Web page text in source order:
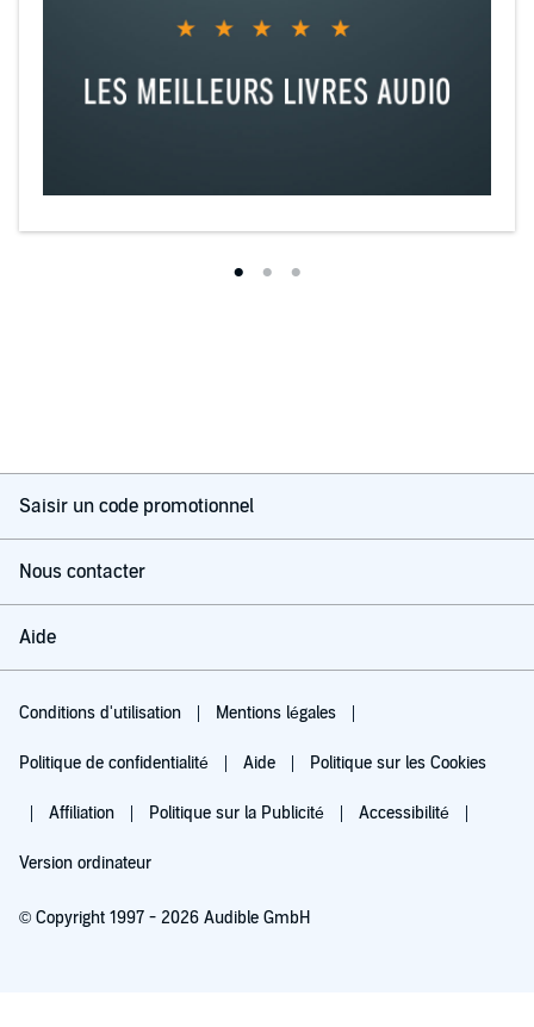
Saisir un code promotionnel
Nous contacter
Aide
Conditions d'utilisation Mentions légales
Politique de confidentialité Aide Politique sur les Cookies
Affiliation Politique sur la Publicité Accessibilité
Version ordinateur
© Copyright 1997 - 2026 Audible GmbH